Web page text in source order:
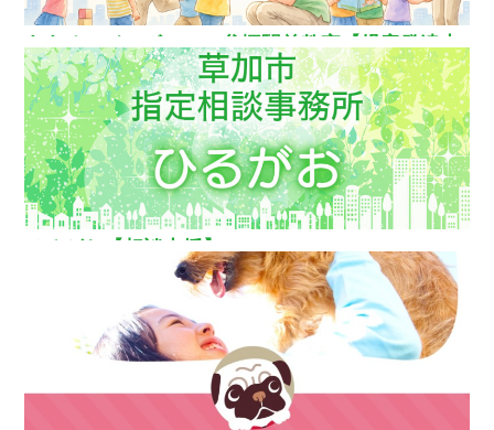
ああるレインボーDuo谷塚駅前教室【児童発達支
援】
ひるがお【相談支援】